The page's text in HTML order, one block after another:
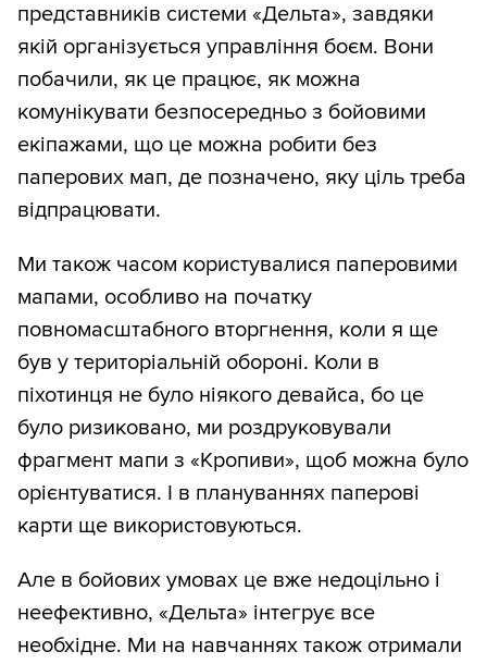
представників системи «Дельта», завдяки
якій організується управління боєм. Вони
побачили, як це працює, як можна
комунікувати безпосередньо з бойовими
екіпажами, що це можна робити без
паперових мап, де позначено, яку ціль треба
відпрацювати.
Ми також часом користувалися паперовими
мапами, особливо на початку
повномасштабного вторгнення, коли я ще
був у територіальній обороні. Коли в
піхотинця не було ніякого девайса, бо це
було ризиковано, ми роздруковували
фрагмент мапи з «Кропиви», щоб можна було
орієнтуватися. І в плануваннях паперові
карти ще використовуються.
Але в бойових умовах це вже недоцільно і
неефективно, «Дельта» інтегрує все
необхідне. Ми на навчаннях також отримали